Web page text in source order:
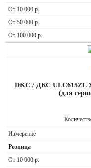
DKC / ДКС ULC615ZL
(для